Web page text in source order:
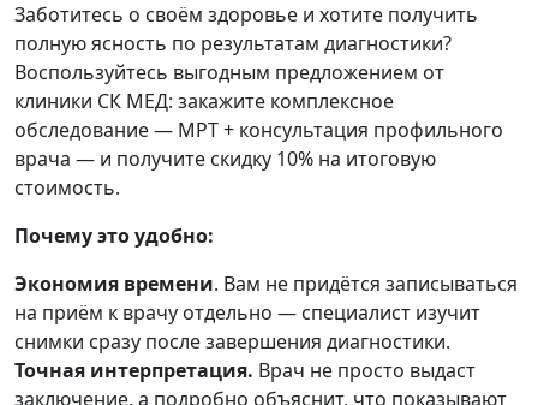
Заботитесь о своём здоровье и хотите получить
полную ясность по результатам диагностики?
Воспользуйтесь выгодным предложением от
клиники СК МЕД: закажите комплексное
обследование — МРТ + консультация профильного
врача — и получите скидку 10% на итоговую
стоимость.
Почему это удобно:
Экономия времени. Вам не придётся записываться
на приём к врачу отдельно — специалист изучит
снимки сразу после завершения диагностики.
Точная интерпретация. Врач не просто выдаст
заключение, а подробно объяснит, что показывают